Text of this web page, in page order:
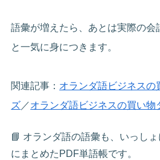
語彙が増えたら、あとは実際の会
と一気に身につきます。
関連記事： オランダ語ビジネスの
ズ ／オランダ語ビジネスの買い物
📘 オランダ語の語彙も、いっし
にまとめたPDF単語帳です。